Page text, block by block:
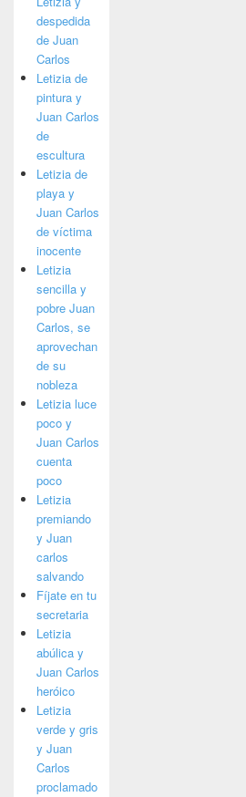
despedida
de Juan
Carlos
Letizia de
pintura y
Juan Carlos
de
escultura
Letizia de
playa y
Juan Carlos
de víctima
inocente
Letizia
sencilla y
pobre Juan
Carlos, se
aprovechan
de su
nobleza
Letizia luce
poco y
Juan Carlos
cuenta
poco
Letizia
premiando
y Juan
carlos
salvando
Fíjate en tu
secretaria
Letizia
abúlica y
Juan Carlos
heróico
Letizia
verde y gris
y Juan
Carlos
proclamado